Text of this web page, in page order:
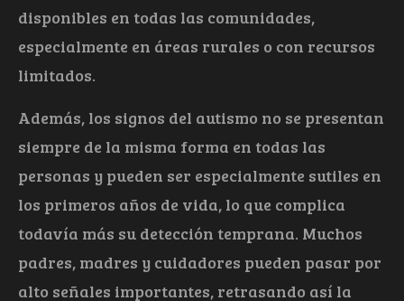
disponibles en todas las comunidades,
especialmente en áreas rurales o con recursos
limitados.
Además, los signos del autismo no se presentan
siempre de la misma forma en todas las
personas y pueden ser especialmente sutiles en
los primeros años de vida, lo que complica
todavía más su detección temprana. Muchos
padres, madres y cuidadores pueden pasar por
alto señales importantes, retrasando así la